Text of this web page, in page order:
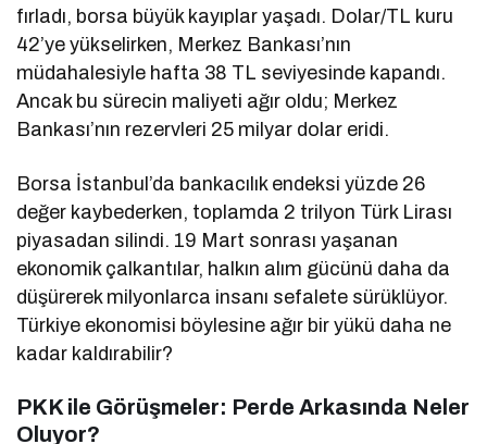
fırladı, borsa büyük kayıplar yaşadı. Dolar/TL kuru
42’ye yükselirken, Merkez Bankası’nın
müdahalesiyle hafta 38 TL seviyesinde kapandı.
Ancak bu sürecin maliyeti ağır oldu; Merkez
Bankası’nın rezervleri 25 milyar dolar eridi.
Borsa İstanbul’da bankacılık endeksi yüzde 26
değer kaybederken, toplamda 2 trilyon Türk Lirası
piyasadan silindi. 19 Mart sonrası yaşanan
ekonomik çalkantılar, halkın alım gücünü daha da
düşürerek milyonlarca insanı sefalete sürüklüyor.
Türkiye ekonomisi böylesine ağır bir yükü daha ne
kadar kaldırabilir?
PKK ile Görüşmeler: Perde Arkasında Neler
Oluyor?